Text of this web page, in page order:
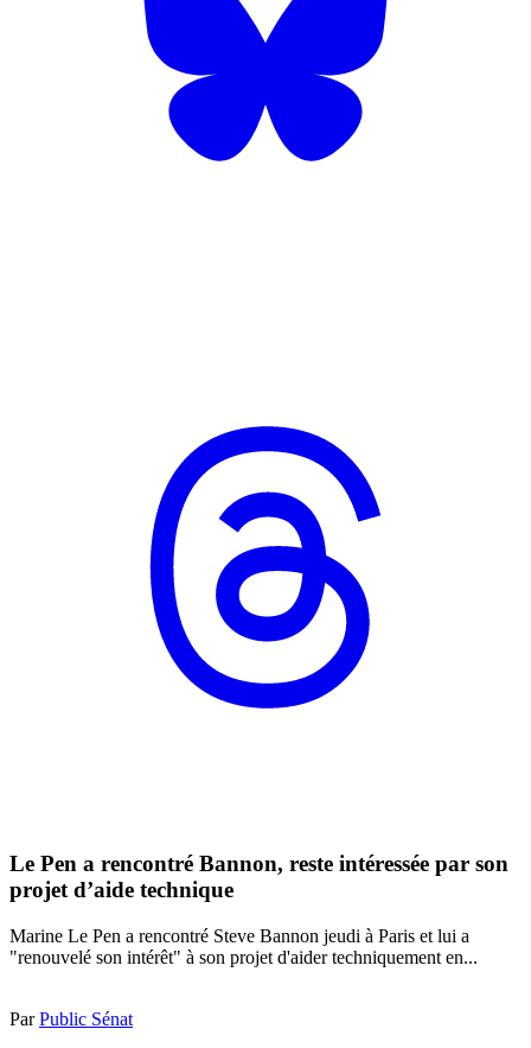
Le Pen a rencontré Bannon, reste intéressée par son
projet d’aide technique
Marine Le Pen a rencontré Steve Bannon jeudi à Paris et lui a
"renouvelé son intérêt" à son projet d'aider techniquement en...
ParPublic Sénat